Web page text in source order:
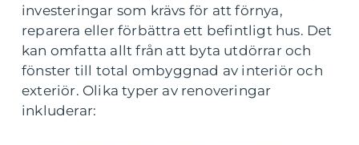
investeringar som krävs för att förnya,
reparera eller förbättra ett befintligt hus. Det
kan omfatta allt från att byta utdörrar och
fönster till total ombyggnad av interiör och
exteriör. Olika typer av renoveringar
inkluderar: